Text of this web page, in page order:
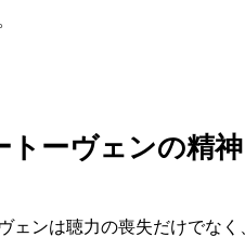
トーヴェンの精
ェンは聴力の喪失だけでな